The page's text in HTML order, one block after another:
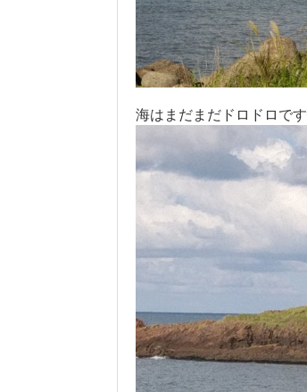
海はまだまだドロドロです